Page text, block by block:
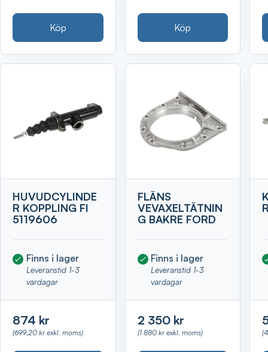
Köp Köp
HUVUDCYLINDE
R KOPPLING FI
5119606
Finns i lager
Leveranstid 1-3
vardagar
874 kr
(699,20 kr exkl. moms)
FLÄNS
VEVAXELTÄTNIN
G BAKRE FORD
Finns i lager
Leveranstid 1-3
vardagar
2 350 kr
(1 880 kr exkl. moms)